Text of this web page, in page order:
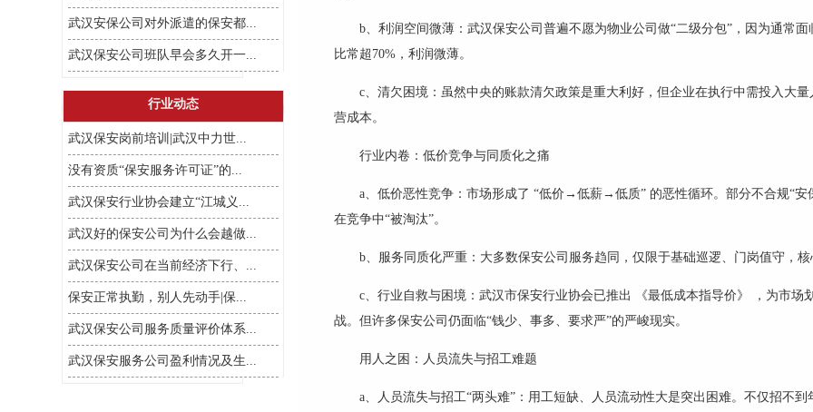
武汉安保公司对外派遣的保安都...
武汉保安公司班队早会多久开一...
行业动态
武汉保安岗前培训|武汉中力世...
没有资质“保安服务许可证”的...
武汉保安行业协会建立“江城义...
武汉好的保安公司为什么会越做...
武汉保安公司在当前经济下行、...
保安正常执勤，别人先动手|保...
武汉保安公司服务质量评价体系...
武汉保安服务公司盈利情况及生...
b、 利润空间微薄：武汉保安公司普遍不愿为物业公司做“二级分包”，因为通常
比常超 70% ，利润微薄。
c、 清欠困境：虽然中央的账款清欠政策是重大利好，但企业在执行中需投入大
营成本。
行业内卷：低价竞争与同质化之痛
a、 低价恶性竞争：市场形成了 “低价→低薪→低质” 的恶性循环。部分不合规“安
在竞争中“被淘汰”。
b、服务同质化严重：大多数保安公司服务趋同，仅限于基础巡逻、门岗值守，
c、 行业自救与困境：武汉市保安行业协会已推出 《最低成本指导价》
，为市场
战。但许多保安公司仍面临“钱少、事多、要求严”的严峻现实。
用人之困：人员流失与招工难题
a、 人员流失与招工“两头难”：用工短缺、人员流动性大是突出困难。不仅招不